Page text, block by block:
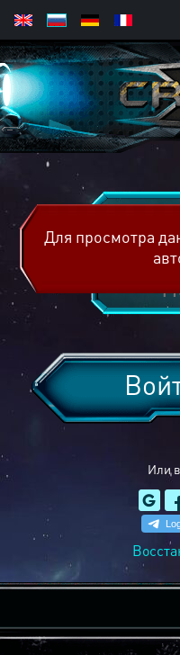
Или
Для просмотра